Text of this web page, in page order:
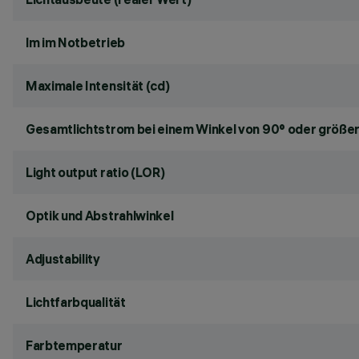
lm im Notbetrieb
Maximale Intensität (cd)
Gesamtlichtstrom bei einem Winkel von 90° oder
Light output ratio (LOR)
Optik und Abstrahlwinkel
Adjustability
Lichtfarbqualität
Farbtemperatur